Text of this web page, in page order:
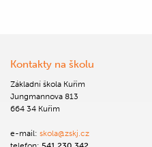
Kontakty na školu
Základní škola Kuřim
Jungmannova 813
664 34 Kuřim
e-mail: skola@zskj.cz